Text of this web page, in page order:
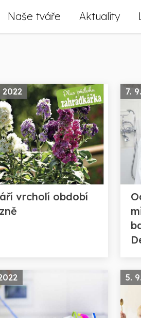
Naše tváře Aktuality
2022
vrcholí období
7.
5.